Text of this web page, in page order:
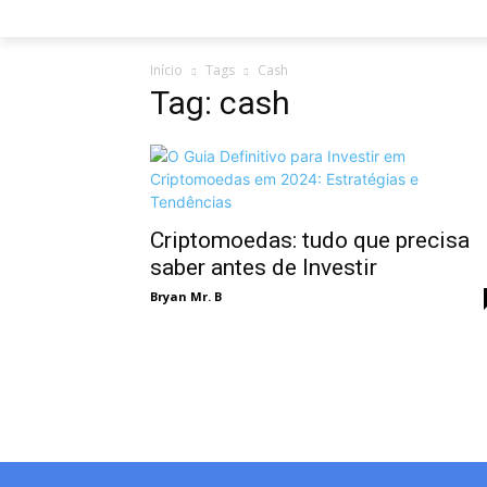
Início Tags Cash
Tag: cash
Criptomoedas: tudo que precisa
saber antes de Investir
Bryan Mr. B